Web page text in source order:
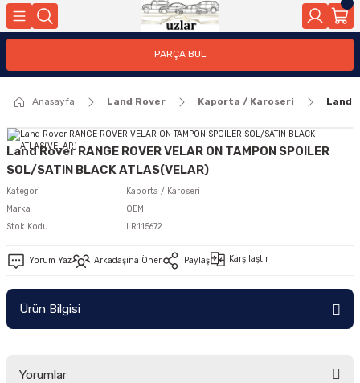
Geri Dön
PARÇA BUL
Anasayfa Land Rover Kaporta / Karoseri Land
Land Rover RANGE ROVER VELAR ON TAMPON SPOILER
SOL/SATIN BLACK ATLAS(VELAR)
Kategori
Kaporta / Karoseri
Marka
OEM
Stok Kodu
LR115672
Yorum Yaz Arkadaşına Öner Paylaş Karşılaştır
Ürün Bilgisi
Yorumlar